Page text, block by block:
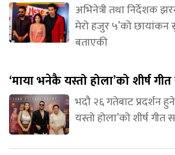
अभिनेत्री तथा निर्देशक
मेरो हजुर ५’को छायांकन
बताएकी
‘माया भनेकै यस्तो होला’को शीर्ष
भदौ २६ गतेबाट प्रदर्शन
यस्तो होला’को शीर्ष